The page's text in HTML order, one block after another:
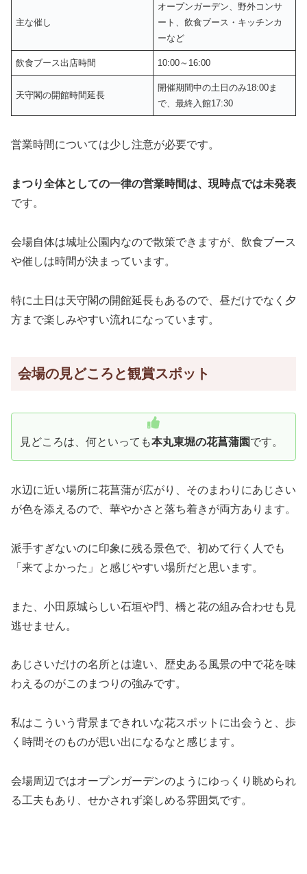
主な催し
オープンガーデン、野外コンサ
ート、飲食ブース・キッチンカ
ーなど
飲食ブース出店時間 10:00～16:00
天守閣の開館時間延長
開催期間中の土日のみ18:00ま
で、最終入館17:30
営業時間については少し注意が必要です。
まつり全体としての一律の営業時間は、現時点では未発表
です。
会場自体は城址公園内なので散策できますが、飲食ブース
や催しは時間が決まっています。
特に土日は天守閣の開館延長もあるので、昼だけでなく夕
方まで楽しみやすい流れになっています。
会場の見どころと観賞スポット
見どころは、何といっても本丸東堀の花菖蒲園です。
水辺に近い場所に花菖蒲が広がり、そのまわりにあじさい
が色を添えるので、華やかさと落ち着きが両方あります。
派手すぎないのに印象に残る景色で、初めて行く人でも
「来てよかった」と感じやすい場所だと思います。
また、小田原城らしい石垣や門、橋と花の組み合わせも見
逃せません。
あじさいだけの名所とは違い、歴史ある風景の中で花を味
わえるのがこのまつりの強みです。
私はこういう背景まできれいな花スポットに出会うと、歩
く時間そのものが思い出になるなと感じます。
会場周辺ではオープンガーデンのようにゆっくり眺められ
る工夫もあり、せかされず楽しめる雰囲気です。